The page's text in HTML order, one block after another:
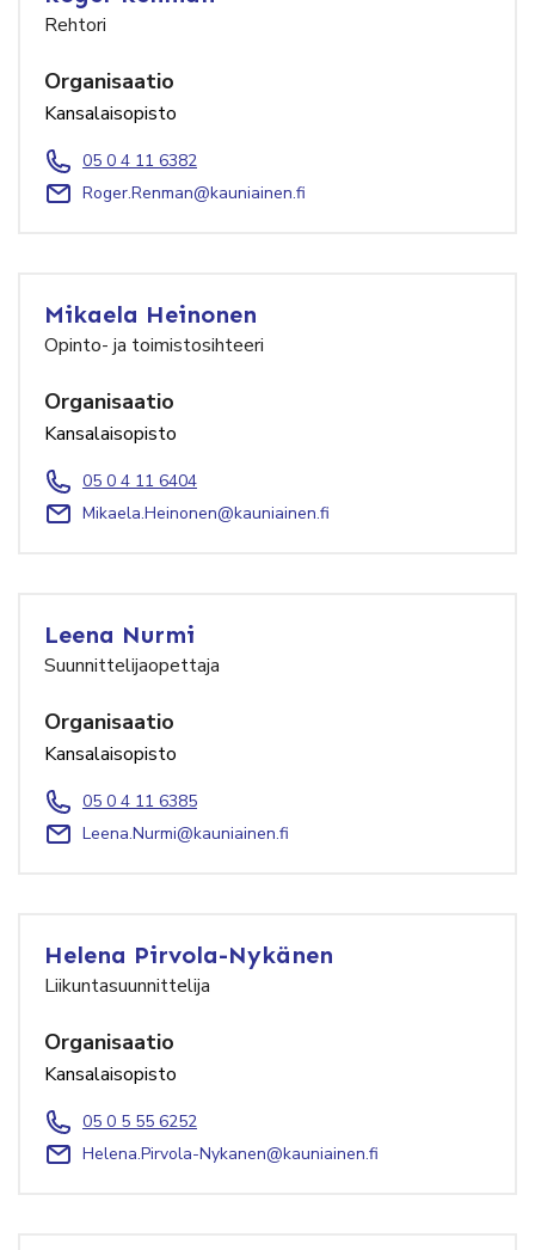
Rehtori
Organisaatio
Kansalaisopisto
05 0 4 11 6382
Roger.Renman@kauniainen.fi
Mikaela Heinonen
Opinto- ja toimistosihteeri
Organisaatio
Kansalaisopisto
05 0 4 11 6404
Mikaela.Heinonen@kauniainen.fi
Leena Nurmi
Suunnittelijaopettaja
Organisaatio
Kansalaisopisto
05 0 4 11 6385
Leena.Nurmi@kauniainen.fi
Helena Pirvola-Nykänen
Liikuntasuunnittelija
Organisaatio
Kansalaisopisto
05 0 5 55 6252
Helena.Pirvola-Nykanen@kauniainen.fi